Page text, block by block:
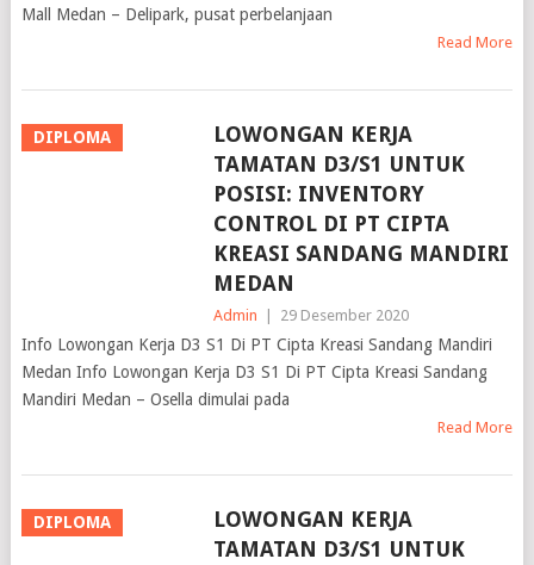
TAMATAN D3/S1 UNTUK
POSISI: INVENTORY
CONTROL DI PT CIPTA
KREASI SANDANG MANDIRI
MEDAN
Admin | 29 Desember 2020
Info Lowongan Kerja D3 S1 Di PT Cipta Kreasi Sandang Mandiri
Medan Info Lowongan Kerja D3 S1 Di PT Cipta Kreasi Sandang
Mandiri Medan – Osella dimulai pada
TAMATAN D3/S1 UNTUK
POSISI: MEKANIK